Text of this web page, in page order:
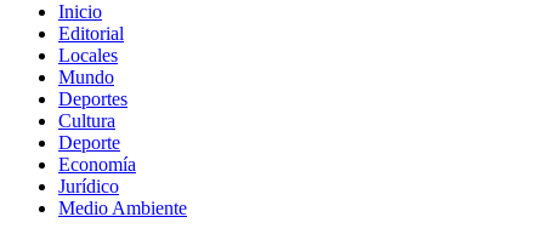
Inicio
Editorial
Locales
Mundo
Deportes
Cultura
Deporte
Economía
Jurídico
Medio Ambiente